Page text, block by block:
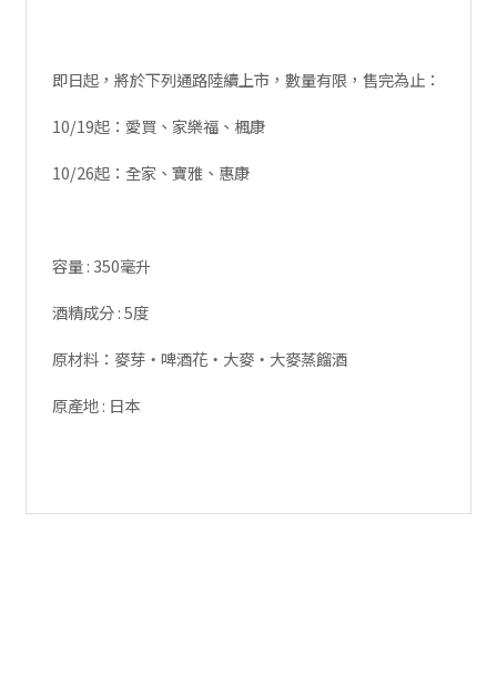
即日起，將於下列通路陸續上市，數量有限，售完為止：
10/19起：愛買、家樂福、楓康
10/26起：全家、寶雅、惠康
容量 : 350毫升
酒精成分 : 5度
原材料：麥芽・啤酒花・大麥・大麥蒸餾酒
原產地 : 日本